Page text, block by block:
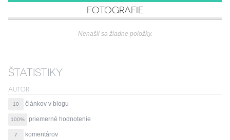
FOTOGRAFIE
Nenašli sa žiadne položky.
ŠTATISTIKY
AUTOR
10 článkov v blogu
100% priemerné hodnotenie
7 komentárov